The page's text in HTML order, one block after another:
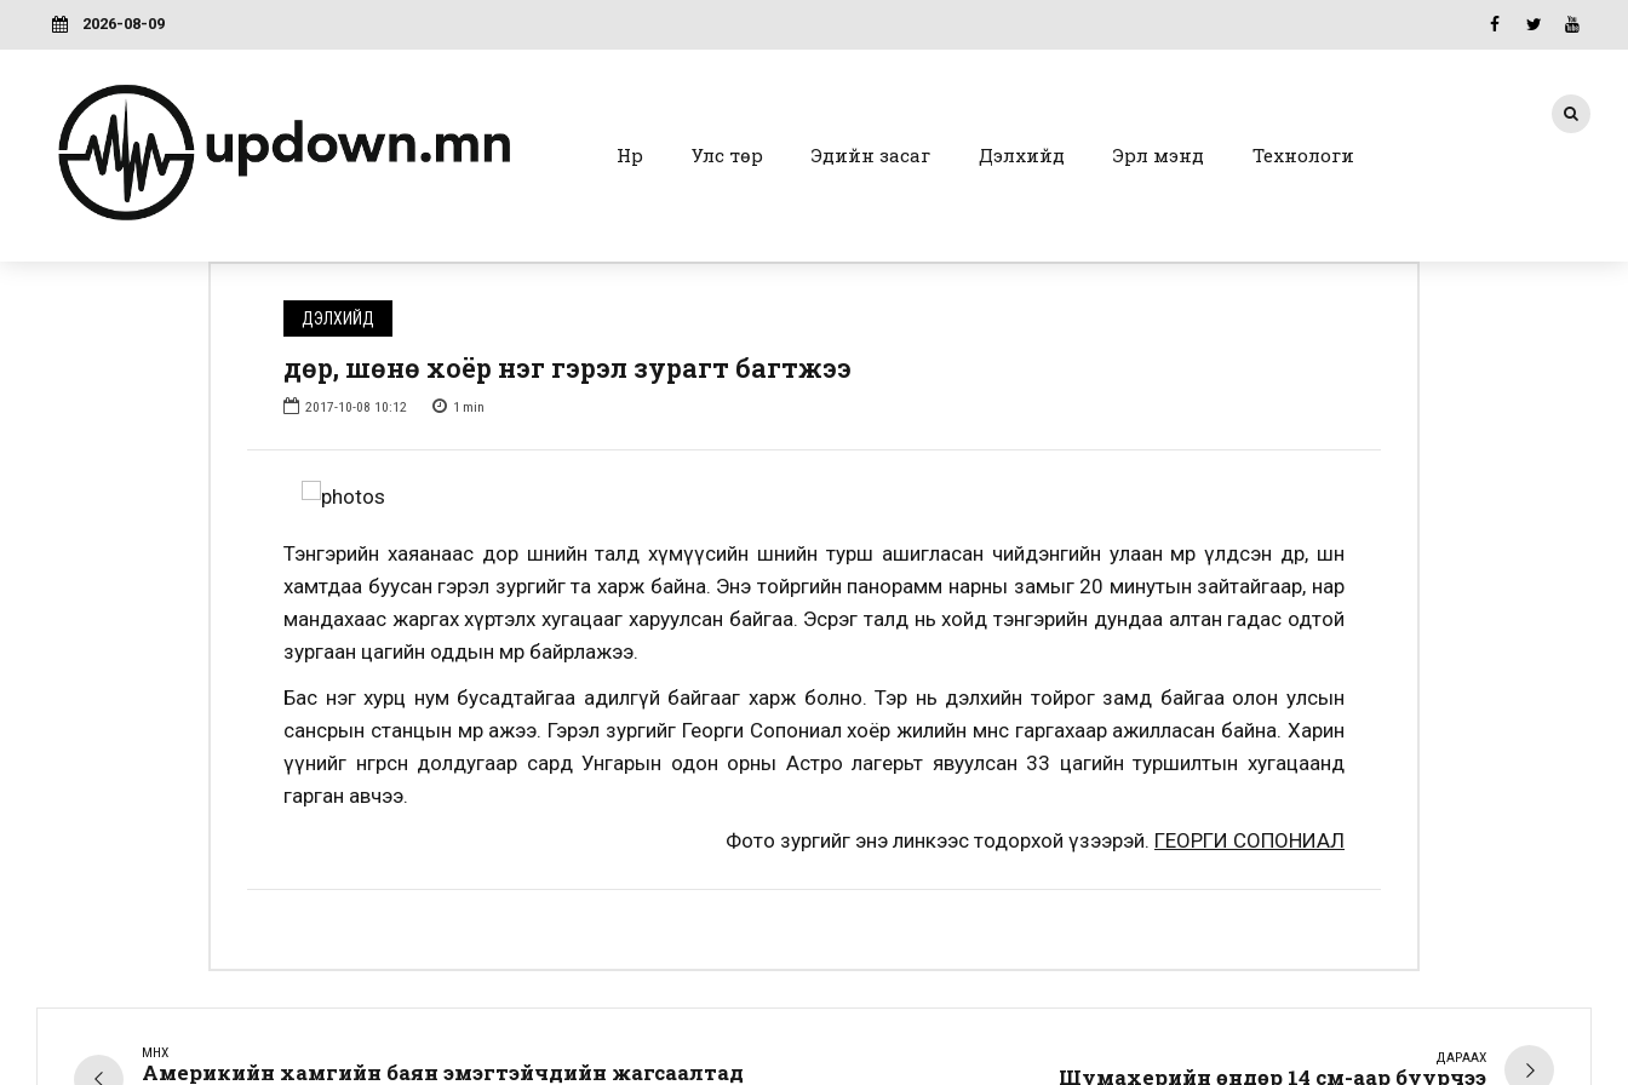
2026-08-09
Нүүр Улс төр Эдийн засаг Дэлхийд Эрүүл мэнд Технологи
ДЭЛХИЙД
Өдөр, шөнө хоёр нэг гэрэл зурагт багтжээ
2017-10-08 10:12 1 min
Тэнгэрийн хаяанаас дор шөнийн талд хүмүүсийн шөнийн турш ашигласан чийдэнгийн улаан мөр үлдсэн өдөр, шөнө
хамтдаа буусан гэрэл зургийг та харж байна. Энэ тойргийн панорамм нарны замыг 20 минутын зайтайгаар, нар
мандахаас жаргах хүртэлх хугацааг харуулсан байгаа. Эсрэг талд нь хойд тэнгэрийн дундаа алтан гадас одтой
зургаан цагийн оддын мөр байрлажээ.
Бас нэг хурц нум бусадтайгаа адилгүй байгааг харж болно. Тэр нь дэлхийн тойрог замд байгаа олон улсын
сансрын станцын мөр ажээ. Гэрэл зургийг Георги Сопониал хоёр жилийн өмнөөс гаргахаар ажилласан байна. Харин
үүнийг өнгөрсөн долдугаар сард Унгарын одон орны Астро лагерьт явуулсан 33 цагийн туршилтын хугацаанд
гарган авчээ.
Фото зургийг энэ линкээс тодорхой үзээрэй. ГЕОРГИ СОПОНИАЛ
ӨМНӨХ
Америкийн хамгийн баян эмэгтэйчүүдийн жагсаалтад
ДАРААХ
Шумахерийн өндөр 14 см-аар буурчээ